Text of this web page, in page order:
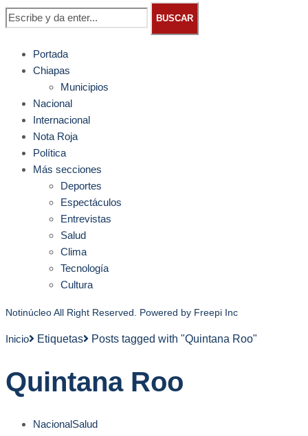
BUSCAR
Portada
Chiapas
Municipios
Nacional
Internacional
Nota Roja
Política
Más secciones
Deportes
Espectáculos
Entrevistas
Salud
Clima
Tecnología
Cultura
Notinúcleo All Right Reserved. Powered by Freepi Inc
Inicio Etiquetas Posts tagged with "Quintana Roo"
Quintana Roo
NacionalSalud